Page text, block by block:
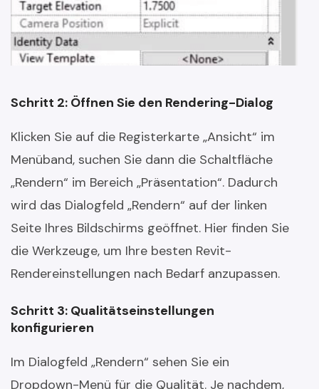
Schritt 2: Öffnen Sie den Rendering-Dialog
Klicken Sie auf die Registerkarte „Ansicht“ im
Menüband, suchen Sie dann die Schaltfläche
„Rendern“ im Bereich „Präsentation“. Dadurch
wird das Dialogfeld „Rendern“ auf der linken
Seite Ihres Bildschirms geöffnet. Hier finden Sie
die Werkzeuge, um Ihre besten Revit-
Rendereinstellungen nach Bedarf anzupassen.
Schritt 3: Qualitätseinstellungen
konfigurieren
Im Dialogfeld „Rendern“ sehen Sie ein
Dropdown-Menü für die Qualität. Je nachdem,